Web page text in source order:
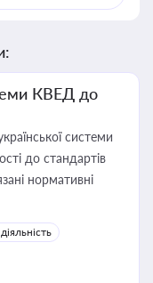
КВЕД до
системи
до стандартів
нормативні